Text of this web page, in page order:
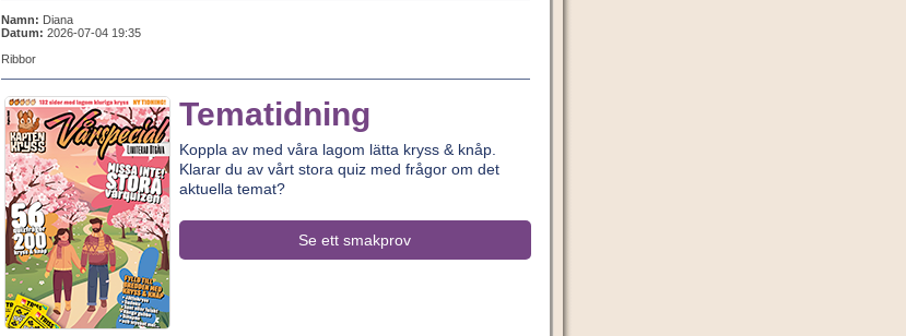
Namn: Diana
Datum: 2026-07-04 19:35
Ribbor
Tematidning
Koppla av med våra lagom lätta kryss & knåp.
Klarar du av vårt stora quiz med frågor om det
aktuella temat?
Se ett smakprov